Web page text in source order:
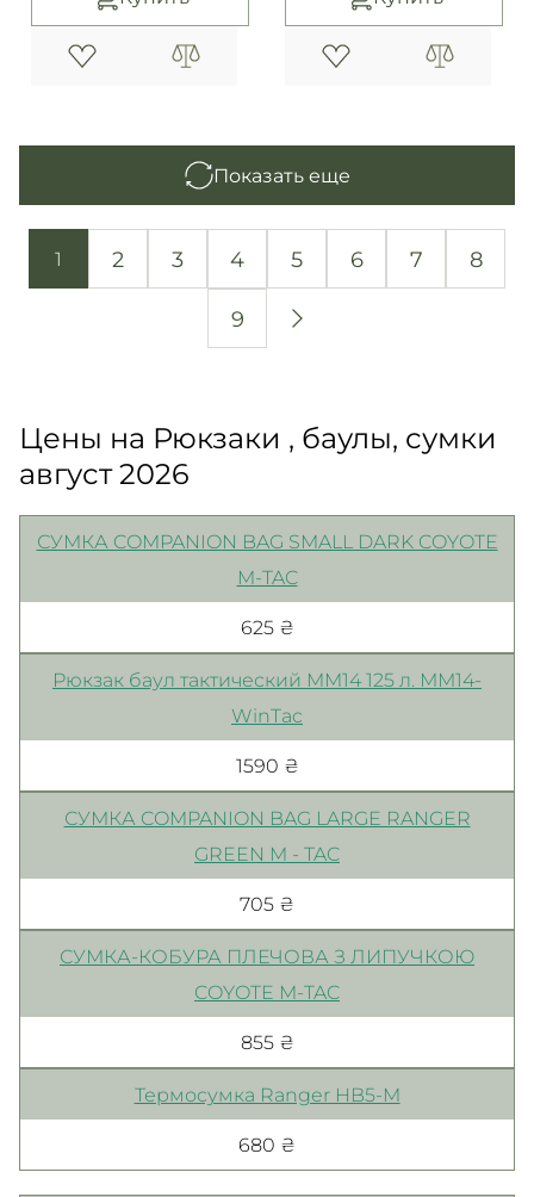
Показать еще
1 2 3 4 5 6 7 8
9
Цены на Рюкзаки , баулы, сумки
август 2026
СУМКА COMPANION BAG SMALL DARK COYOTE
M-TAC
625 ₴
Рюкзак баул тактический MM14 125 л. ММ14-
WinTac
1590 ₴
СУМКА COMPANION BAG LARGE RANGER
GREEN M - TAC
705 ₴
СУМКА-КОБУРА ПЛЕЧОВА З ЛИПУЧКОЮ
COYOTE M-TAC
855 ₴
Термосумка Ranger HB5-M
680 ₴